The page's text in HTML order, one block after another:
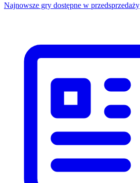
Najnowsze gry dostępne w przedsprzedaży